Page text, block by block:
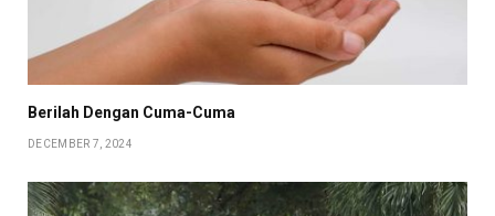
Berilah Dengan Cuma-Cuma
DECEMBER 7, 2024